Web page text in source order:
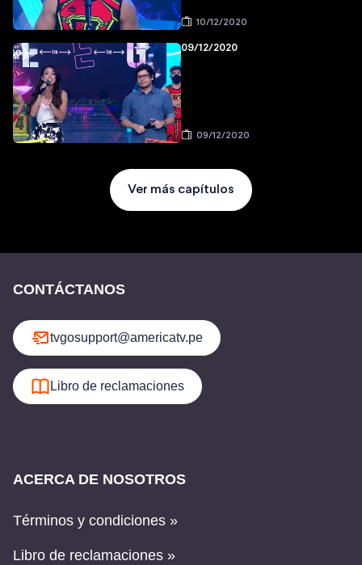
10/12/2020
09/12/2020
09/12/2020
Ver más capítulos
CONTÁCTANOS
tvgosupport@americatv.pe
Libro de reclamaciones
ACERCA DE NOSOTROS
Términos y condiciones »
Libro de reclamaciones »